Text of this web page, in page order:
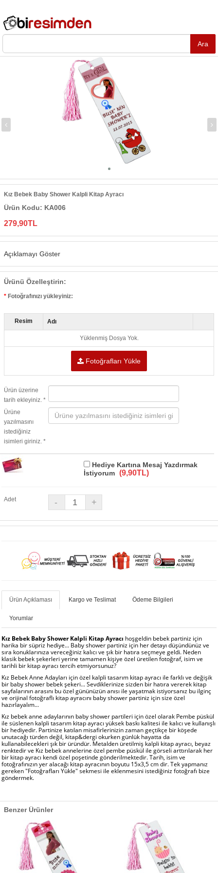
Kız Bebek Baby Shower Kalpli Kitap Ayracı
Ürün Kodu: KA006
279,90TL
Açıklamayı Göster
Ürünü Özelleştirin:
Fotoğrafınızı yükleyiniz:
Resim Adı
Yüklenmiş Dosya Yok.
Fotoğrafları Yükle
Ürün üzerine
tarih ekleyiniz. *
Ürüne
yazılmasını
istediğiniz
isimleri giriniz. *
Hediye Kartına Mesaj Yazdırmak
İstiyorum (9,90TL)
Adet
Ürün Açıklaması Kargo ve Teslimat Ödeme Bilgileri
Yorumlar
Kız Bebek Baby Shower Kalpli Kitap Ayracı hoşgeldin bebek partiniz için
harika bir süpriz hediye... Baby shower partiniz için her detayı düşündünüz ve
sıra konuklarınıza vereceğiniz kalıcı ve şık bir hatıra seçmeye geldi. Neden
klasik bebek şekerleri yerine tamamen kişiye özel üretilen fotoğraf, isim ve
tarihli bir kitap ayracı tercih etmiyorsunuz?
Kız Bebek Anne Adayları için özel kalpli tasarım kitap ayracı ile farklı ve değişik
bir baby shower bebek şekeri... Sevdiklerinize sizden bir hatıra vererek kitap
sayfalarının arasını bu özel gününüzün anısı ile yaşatmak istiyorsanız bu ilginç
ve orijinal fotoğraflı kitap ayracını baby shower partiniz için size özel
hazırlayalım...
Kız bebek anne adaylarının baby shower partileri için özel olarak Pembe püskül
ile süslenen kalpli tasarım kitap ayracı yüksek baskı kalitesi ile kalıcı ve kullanışlı
bir hediyedir. Partinize katılan misafirlerinizin zaman geçtikçe bir köşede
unutacağı türden değil, kitap&dergi okurken günlük hayatta da
kullanabilecekleri şık bir üründür. Metalden üretilmiş kalpli kitap ayracı, beyaz
renktedir ve Kız bebek annelerine özel pembe püskül ile görseli arttırılarak her
bir kitap ayracı kendi özel poşetinde gönderilmektedir. Tarih, isim ve
fotoğrafınızın yer alacağı kitap ayracının boyutu 15x3,5 cm dir. Tek yapmanız
gereken "Fotoğrafları Yükle" sekmesi ile eklenmesini istediğiniz fotoğrafı bize
göndermek.
Benzer Ürünler